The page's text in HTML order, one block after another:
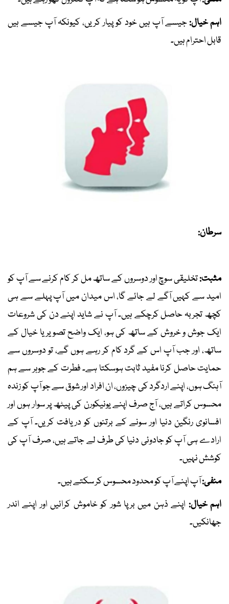
اہم خیال:جیسے آپ ہیں خود کو پیار کریں، کیونکہ آپ جیسے ہیں
قابل احترام ہیں۔
سرطان:
مثبت:تخلیقی سوچ اور دوسروں کے ساتھ مل کر کام کرنے سے آپ کو
امید سے کہیں آگے لے جائے گا، اس میدان میں آپ پہلے سے ہی
کچھ تجربہ حاصل کرچکے ہیں۔ آپ نے شاید اپنے دن کی شروعات
ایک جوش و خروش کے ساتھ کی ہو، ایک واضح تصویر یا خیال کے
ساتھ، اور جب آپ اس کے گرد کام کر رہے ہوں گے، تو دوسروں سے
حمایت حاصل کرنا مفید ثابت ہوسکتا ہے۔ فطرت کے جوہر سے ہم
آہنگ ہوں، اپنے اردگرد کی چیزوں، ان افراد اور شوق سے جو آپ کو زندہ
محسوس کراتے ہیں، آج صرف اپنے یونیکورن کی پیٹھ پر سوار ہوں اور
افسانوی رنگین دنیا اور سونے کے برتنوں کو دریافت کریں۔ آپ کے
ارادے ہی آپ کو جادوئی دنیا کی طرف لے جاتے ہیں، صرف آپ کی
کوشش نہیں۔
منفی:آپ اپنے آپ کو محدود محسوس کر سکتے ہیں۔
اہم خیال: اپنے ذہن میں برپا شور کو خاموش کرائیں اور اپنے اندر
جھانکیں۔